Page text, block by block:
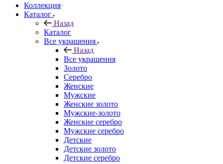
Коллекция
Каталог
Назад
Каталог
Все украшения
Назад
Все украшения
Золото
Серебро
Женские
Мужские
Женские золото
Мужские-золото
Женские серебро
Мужские серебро
Детские
Детские золото
Детские серебро